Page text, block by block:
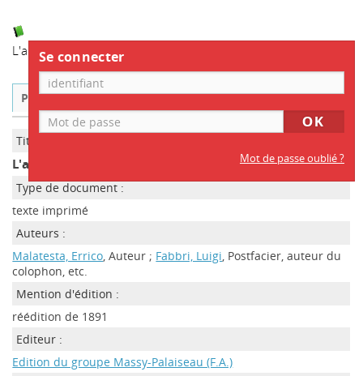
L'anarchie/ Malatesta, Errico
Public ISBD
Titre :
L'anarchie
Type de document :
texte imprimé
Auteurs :
Malatesta, Errico, Auteur ; Fabbri, Luigi, Postfacier, auteur du
colophon, etc.
Mention d'édition :
réédition de 1891
Editeur :
Edition du groupe Massy-Palaiseau (F.A.)
Se connecter
Mot de passe oublié ?